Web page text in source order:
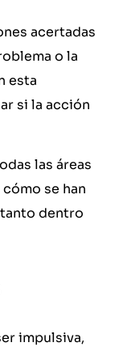
acertadas
o la
esta
si la acción
las áreas
se han
dentro
impulsiva,